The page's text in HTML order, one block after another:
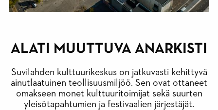
ALATI MUUTTUVA ANARKISTI
Suvilahden kulttuurikeskus on jatkuvasti kehittyvä
ainutlaatuinen teollisuusmiljöö. Sen ovat ottaneet
omakseen monet kulttuuritoimijat sekä suurten
yleisötapahtumien ja festivaalien järjestäjät.